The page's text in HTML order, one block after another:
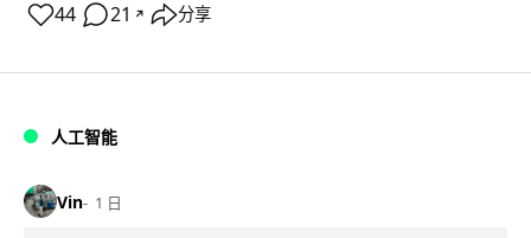
44 21 ↗ 分享
人工智能
Vin 1 日